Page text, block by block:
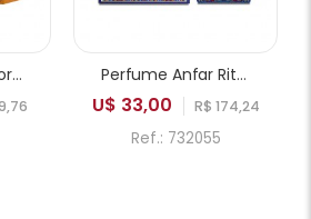
Perfume Paris Corner Emir Mango Punch EDP Unissex 100ml Perfume Anfar Rituals of Anfar Chef-D'oeuvre Extrait de Parfum Unissex 80ml
U$ 33,00 R$ 174,24
Ref.: 732055